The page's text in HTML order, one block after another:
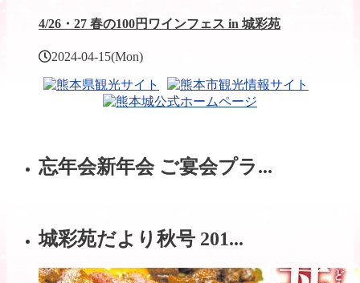
4/26・27 春の100円ワインフェス in 城彩苑
2024-04-15(Mon)
忘年会新年会 ご宴会プラ...
城彩苑だより秋号 201...